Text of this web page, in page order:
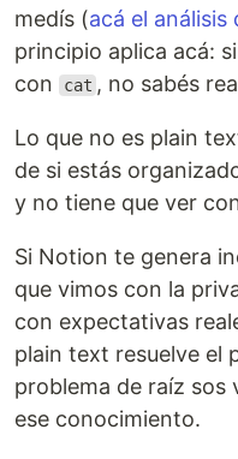
medís (acá el análisis
principio aplica acá:
con
cat , no sabés
Lo que no es plain
de si estás
y no tiene que ver
Si Notion te genera
que vimos con la
con expectativas
plain text resuelve el
problema de raíz sos
ese conocimiento.